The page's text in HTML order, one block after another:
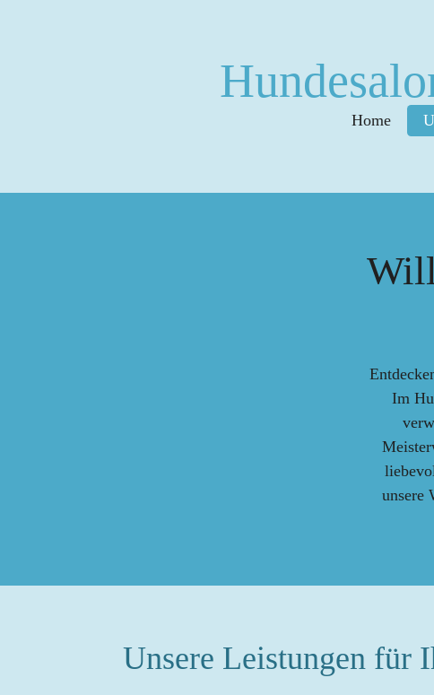
Home
Im
unsere
Unsere Leistungen für